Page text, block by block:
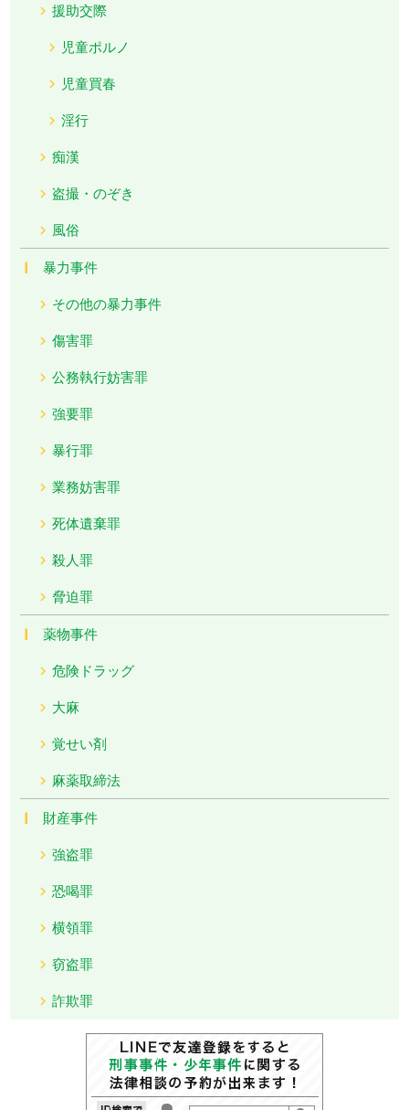
援助交際
児童ポルノ
児童買春
淫行
痴漢
盗撮・のぞき
風俗
暴力事件
その他の暴力事件
傷害罪
公務執行妨害罪
強要罪
暴行罪
業務妨害罪
死体遺棄罪
殺人罪
脅迫罪
薬物事件
危険ドラッグ
大麻
覚せい剤
麻薬取締法
財産事件
強盗罪
恐喝罪
横領罪
窃盗罪
詐欺罪